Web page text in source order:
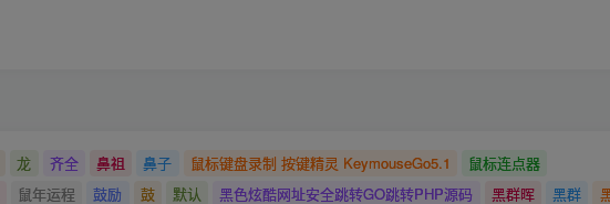
龙 齐全 鼻祖 鼻子 鼠标键盘录制 按键精灵 KeymouseGo5.1
鼠标连点器
鼠年运程 鼓励 鼓 默认 黑色炫酷网址安全跳转GO跳转PHP源码 黑群晖 黑群